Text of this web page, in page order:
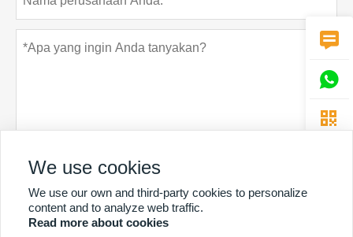
Menyerahkan Rahasia pribadi



We use cookies
We use our own and third-party cookies to personalize
content and to analyze web traffic.
Read more about cookies